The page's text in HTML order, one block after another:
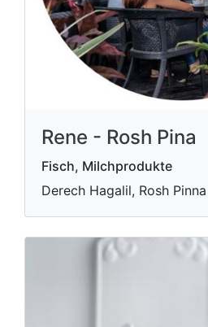
Rene - Rosh Pina
Fisch, Milchprodukte
Derech Hagalil, Rosh Pinna